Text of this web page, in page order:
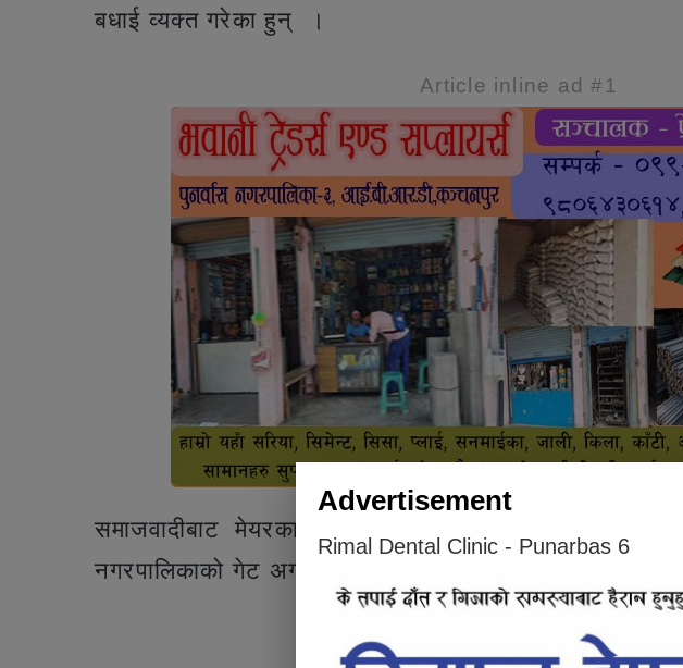
बधाई व्यक्त गरेका हुन् ।
Article inline ad #1
समाजवादीबाट मेयरका प्रत्यासी थापाले शुभकामना सहित
नगरपालिकाको गेट अगाडी नव निर्वाचित मेयरलाई बधाई दिन
Article inline ad #2
Advertisement
Rimal Dental Clinic - Punarbas 6